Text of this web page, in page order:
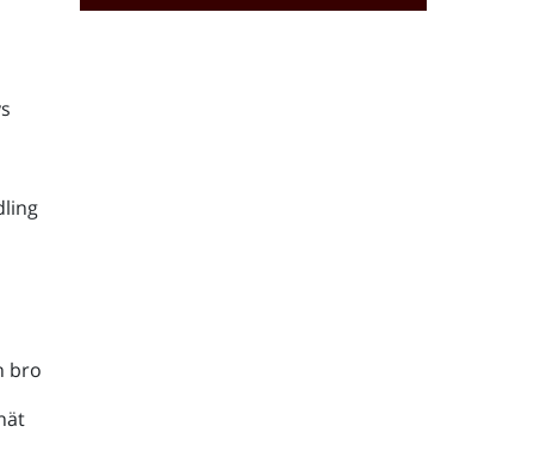
bro